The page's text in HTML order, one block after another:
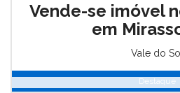
Vende-se imóvel
em
Vale do Sol
Destaque